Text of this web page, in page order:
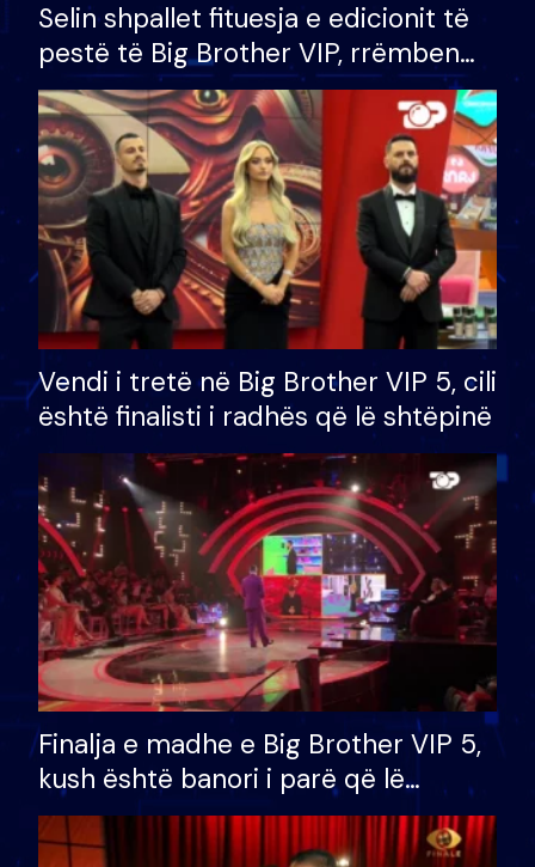
Selin shpallet fituesja e edicionit të
pestë të Big Brother VIP, rrëmben
çmimin e madh prej 100 mijë eurosh
Vendi i tretë në Big Brother VIP 5, cili
është finalisti i radhës që lë shtëpinë
Finalja e madhe e Big Brother VIP 5,
kush është banori i parë që lë
shtëpinë dhe humb mundësinë për
të fituar çmimin e madh